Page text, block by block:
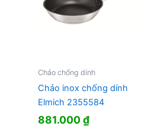
Chảo chống dính
Chảo inox chống dính
Elmich 2355584
881.000₫